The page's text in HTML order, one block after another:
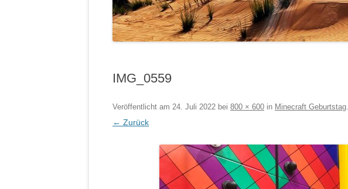
IMG_0559
Veröffentlicht am 24. Juli 2022 bei 800 × 600 in Minecraft Geburtstag.
← Zurück